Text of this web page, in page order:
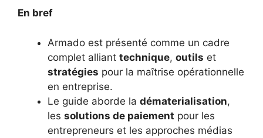
En bref
Armado est présenté comme un cadre
complet alliant technique, outils et
stratégies pour la maîtrise opérationnelle
en entreprise.
Le guide aborde la dématerialisation,
les solutions de paiement pour les
entrepreneurs et les approches médias